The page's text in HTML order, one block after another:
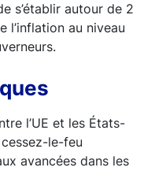
s’établir autour de 2
l’inflation au niveau
l’UE et les États-
le-feu
avancées dans les